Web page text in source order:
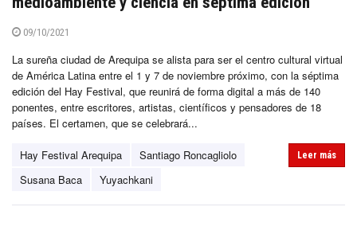
09/10/2021
La sureña ciudad de Arequipa se alista para ser el centro cultural virtual
de América Latina entre el 1 y 7 de noviembre próximo, con la séptima
edición del Hay Festival, que reunirá de forma digital a más de 140
ponentes, entre escritores, artistas, científicos y pensadores de 18
países. El certamen, que se celebrará...
Hay Festival Arequipa
Santiago Roncagliolo
Susana Baca
Yuyachkani
Leer más